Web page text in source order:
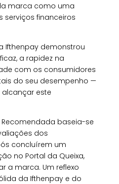
marca como uma
serviços financeiros
Ifthenpay demonstrou
a rapidez na
com os consumidores
do seu desempenho —
este
baseia-se
dos
concluírem um
no Portal da Queixa,
a marca. Um reflexo
da Ifthenpay e do